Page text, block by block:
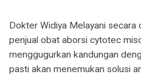
Dokter Widiya Melayani secara
penjual obat aborsi cytotec
menggugurkan kandungan
pasti akan menemukan solusi